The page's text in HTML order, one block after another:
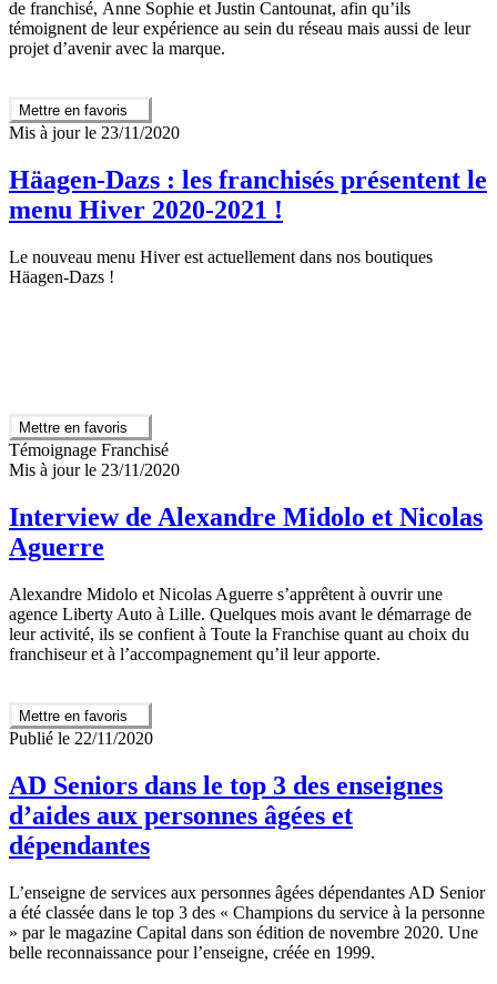
de franchisé, Anne Sophie et Justin Cantounat, afin qu’ils
témoignent de leur expérience au sein du réseau mais aussi de leur
projet d’avenir avec la marque.
Mettre en favoris
Mis à jour le 23/11/2020
Häagen-Dazs : les franchisés présentent le
menu Hiver 2020-2021 !
Le nouveau menu Hiver est actuellement dans nos boutiques
Häagen-Dazs !
Mettre en favoris
Témoignage Franchisé
Mis à jour le 23/11/2020
Interview de Alexandre Midolo et Nicolas
Aguerre
Alexandre Midolo et Nicolas Aguerre s’apprêtent à ouvrir une
agence Liberty Auto à Lille. Quelques mois avant le démarrage de
leur activité, ils se confient à Toute la Franchise quant au choix du
franchiseur et à l’accompagnement qu’il leur apporte.
Mettre en favoris
Publié le 22/11/2020
AD Seniors dans le top 3 des enseignes
d’aides aux personnes âgées et
dépendantes
L’enseigne de services aux personnes âgées dépendantes AD Senior
a été classée dans le top 3 des « Champions du service à la personne
» par le magazine Capital dans son édition de novembre 2020. Une
belle reconnaissance pour l’enseigne, créée en 1999.